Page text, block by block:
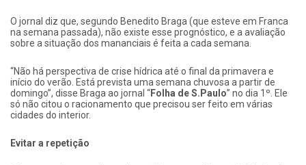
O jornal diz que, segundo Benedito Braga (que esteve em Franca
na semana passada), não existe esse prognóstico, e a avaliação
sobre a situação dos mananciais é feita a cada semana.
“Não há perspectiva de crise hídrica até o final da primavera e
início do verão. Está prevista uma semana chuvosa a partir de
domingo”, disse Braga ao jornal “Folha de S.Paulo” no dia 1º. Ele
só não citou o racionamento que precisou ser feito em várias
cidades do interior.
Evitar a repetição